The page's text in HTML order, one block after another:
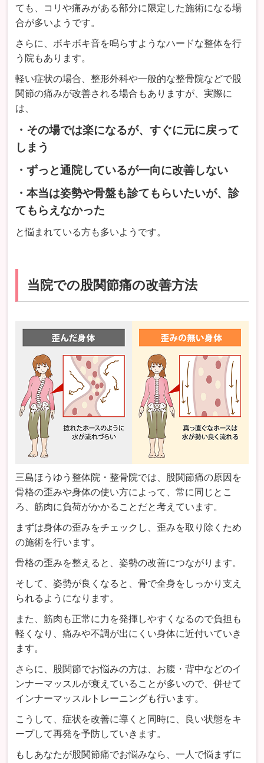
ても、コリや痛みがある部分に限定した施術になる場
合が多いようです。
さらに、ボキボキ音を鳴らすようなハードな整体を行
う院もあります。
軽い症状の場合、整形外科や一般的な整骨院などで股
関節の痛みが改善される場合もありますが、実際に
は、
・その場では楽になるが、すぐに元に戻って
しまう
・ずっと通院しているが一向に改善しない
・本当は姿勢や骨盤も診てもらいたいが、診
てもらえなかった
と悩まれている方も多いようです。
当院での股関節痛の改善方法
三島ほうゆう整体院・整骨院では、股関節痛の原因を
骨格の歪みや身体の使い方によって、常に同じとこ
ろ、筋肉に負荷がかかることだと考えています。
まずは身体の歪みをチェックし、歪みを取り除くため
の施術を行います。
骨格の歪みを整えると、姿勢の改善につながります。
そして、姿勢が良くなると、骨で全身をしっかり支え
られるようになります。
また、筋肉も正常に力を発揮しやすくなるので負担も
軽くなり、痛みや不調が出にくい身体に近付いていき
ます。
さらに、股関節でお悩みの方は、お腹・背中などのイ
ンナーマッスルが衰えていることが多いので、併せて
インナーマッスルトレーニングも行います。
こうして、症状を改善に導くと同時に、良い状態をキ
ープして再発を予防していきます。
もしあなたが股関節痛でお悩みなら、一人で悩まずに